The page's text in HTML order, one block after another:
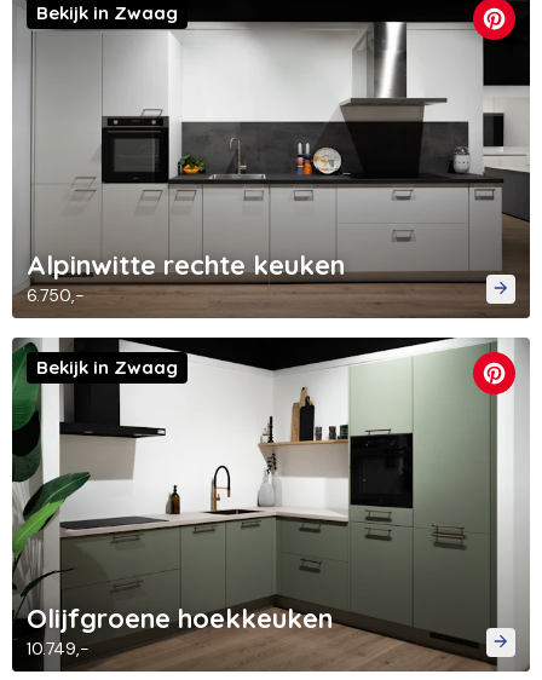
Alpinwitte rechte keuken
6.750,-
Bekijk in Zwaag
Olijfgroene hoekkeuken
10.749,-
Bekijk in Zwaag